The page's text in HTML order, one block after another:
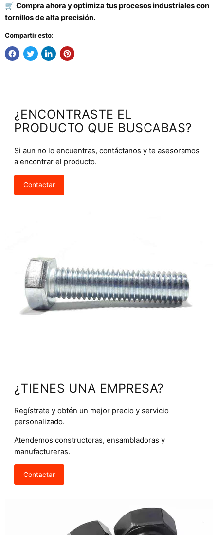
🛒 Compra ahora y optimiza tus procesos industriales con
tornillos de alta precisión.
Compartir esto:
¿ENCONTRASTE EL
PRODUCTO QUE BUSCABAS?
Si aun no lo encuentras, contáctanos y te asesoramos
a encontrar el producto.
Contactar
¿TIENES UNA EMPRESA?
Regístrate y obtén un mejor precio y servicio
personalizado.
Atendemos constructoras, ensambladoras y
manufactureras.
Contactar